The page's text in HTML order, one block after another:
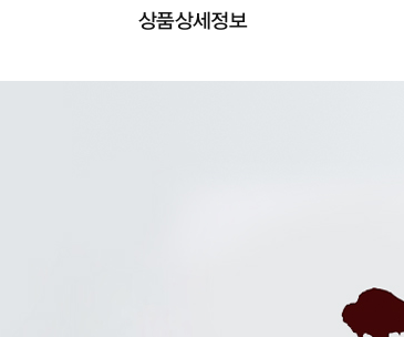
상품상세정보